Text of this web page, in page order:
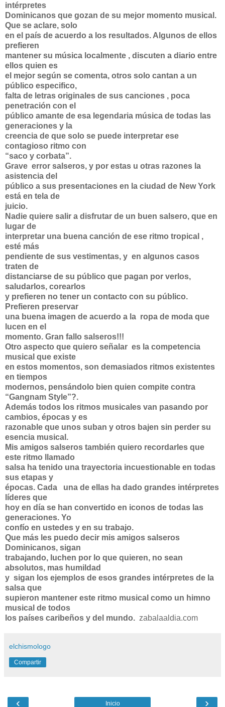
intérpretes
Dominicanos que gozan de su mejor momento musical.
Que se aclare, solo
en el país de acuerdo a los resultados. Algunos de ellos
prefieren
mantener su música localmente , discuten a diario entre
ellos quien es
el mejor según se comenta, otros solo cantan a un
público especifico,
falta de letras originales de sus canciones , poca
penetración con el
público amante de esa legendaria música de todas las
generaciones y la
creencia de que solo se puede interpretar ese
contagioso ritmo con
“saco y corbata”.
Grave error salseros, y por estas u otras razones la
asistencia del
público a sus presentaciones en la ciudad de New York
está en tela de
juicio.
Nadie quiere salir a disfrutar de un buen salsero, que en
lugar de
interpretar una buena canción de ese ritmo tropical ,
esté más
pendiente de sus vestimentas, y en algunos casos
traten de
distanciarse de su público que pagan por verlos,
saludarlos, corearlos
y prefieren no tener un contacto con su público.
Prefieren preservar
una buena imagen de acuerdo a la ropa de moda que
lucen en el
momento. Gran fallo salseros!!!
Otro aspecto que quiero señalar es la competencia
musical que existe
en estos momentos, son demasiados ritmos existentes
en tiempos
modernos, pensándolo bien quien compite contra
“Gangnam Style”?.
Además todos los ritmos musicales van pasando por
cambios, épocas y es
razonable que unos suban y otros bajen sin perder su
esencia musical.
Mis amigos salseros también quiero recordarles que
este ritmo llamado
salsa ha tenido una trayectoria incuestionable en todas
sus etapas y
épocas. Cada una de ellas ha dado grandes intérpretes
líderes que
hoy en día se han convertido en iconos de todas las
generaciones. Yo
confío en ustedes y en su trabajo.
Que más les puedo decir mis amigos salseros
Dominicanos, sigan
trabajando, luchen por lo que quieren, no sean
absolutos, mas humildad
y sigan los ejemplos de esos grandes intérpretes de la
salsa que
supieron mantener este ritmo musical como un himno
musical de todos
los países caribeños y del mundo. zabalaaldia.com
elchismologo
Compartir
‹ ›
Inicio